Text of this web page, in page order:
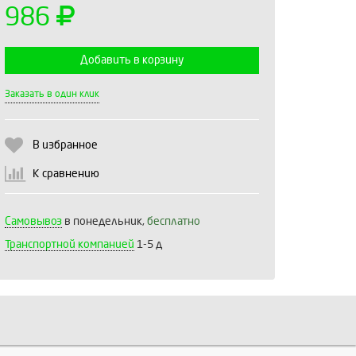
986
Добавить в корзину
Заказать в один клик
В избранное
К сравнению
Самовывоз в понедельник, бесплатно
Транспортной компанией 1-5 д